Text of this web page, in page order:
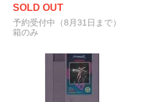
SOLD OUT
予約受付中（8月31日まで）
箱のみ